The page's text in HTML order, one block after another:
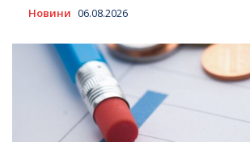
Новини 06.08.2026